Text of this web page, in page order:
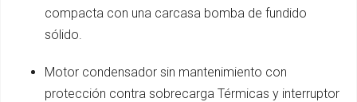
compacta con una carcasa bomba de fundido
sólido.
Motor condensador sin mantenimiento con
protección contra sobrecarga Térmicas y interruptor